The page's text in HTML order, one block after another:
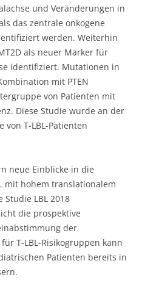
neue Einblicke in die
mit hohem translationalem
Studie LBL 2018
die prospektive
der
T-LBL-Risikogruppen kann
Patienten bereits in
der Paper of the Month
.
in derZweigbibliothek
die Lektüre der Studie vor